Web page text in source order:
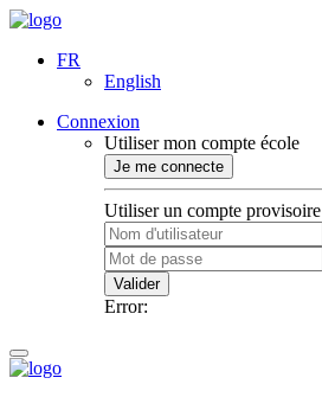
FR
English
Connexion
Utiliser mon compte école
Je me connecte
Utiliser un compte provisoire
Valider
Error: